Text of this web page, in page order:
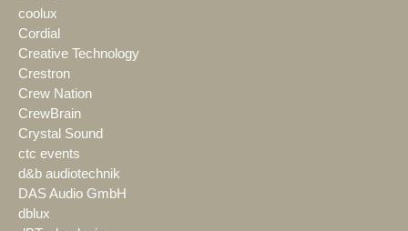
coolux
Cordial
Creative Technology
Crestron
Crew Nation
CrewBrain
Crystal Sound
ctc events
d&b audiotechnik
DAS Audio GmbH
dblux